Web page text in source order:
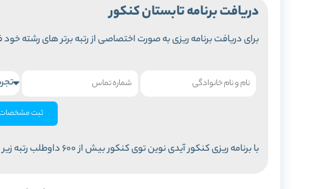
دریافت برنامه تابستان کنکور
برای دریافت برنامه ریزی به صورت اختصاصی از رتبه برتر های رشته خود
ثبت
با برنامه ریزی کنکور آیدی نوین توی کنکور بیش از 600 داوطلب رتبه زیر 1000 شدن!